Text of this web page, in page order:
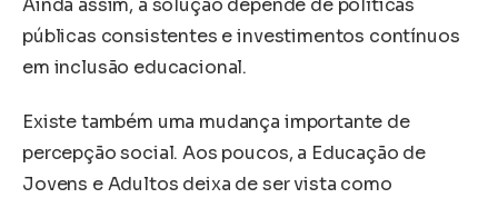
públicas consistentes e investimentos contínuos
em inclusão educacional.
Existe também uma mudança importante de
percepção social. Aos poucos, a Educação de
Jovens e Adultos deixa de ser vista como